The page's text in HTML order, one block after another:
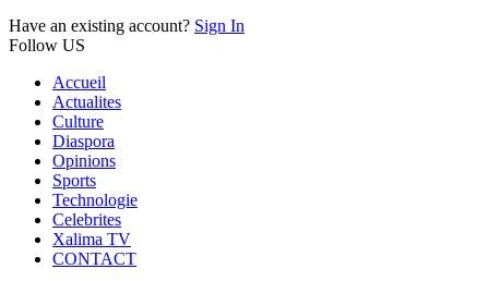
Have an existing account? Sign In
Follow US
Accueil
Actualites
Culture
Diaspora
Opinions
Sports
Technologie
Celebrites
Xalima TV
CONTACT